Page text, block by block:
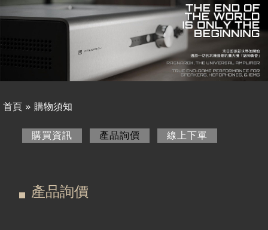
表
單
商品一覽
二手專區
視聽專欄
購物須知
購買資訊
您
首頁 » 購物須知
購買資訊 產品詢價 (作用中頁籤)
線上下單
產品詢價